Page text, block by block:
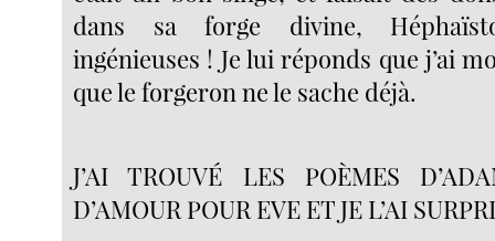
dans sa forge divine,
ingénieuses ! Je lui réponds que j’ai
que le forgeron ne le sache déjà.
J’AI TROUVÉ LES POÈMES
D’AMOUR POUR EVE ET JE L’AI